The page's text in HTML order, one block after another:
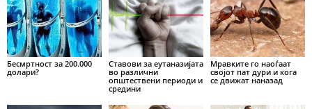
Бесмртност за 200.000
долари?
Ставови за еутаназијата
во различни
општествени периоди и
средини
Мравките го наоѓаат
својот пат дури и кога
се движат наназад